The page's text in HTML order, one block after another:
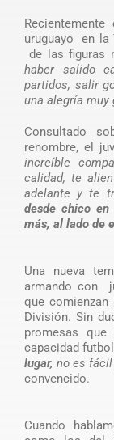
uruguayo en la
de las figuras
haber salido
partidos, salir
una alegría muy
Consultado
renombre, el
increíble
calidad, te
adelante y te
desde chico
más, al lado de
Una nueva
armando con
que
División. Sin
promesas que
capacidad
lugar, no es fácil
convencido.
Cuando